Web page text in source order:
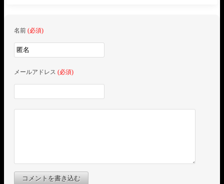
名前 (必須)
メールアドレス (必須)
コメントを書き込む